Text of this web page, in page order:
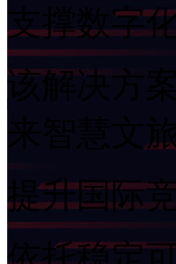
支撑数字化
该解决方
来智慧文
提升国际竞